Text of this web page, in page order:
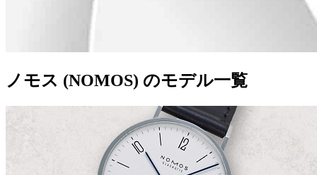
ノモス (NOMOS) のモデル一覧